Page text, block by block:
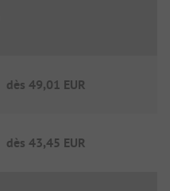
dès 49,01 EUR
dès 43,45 EUR